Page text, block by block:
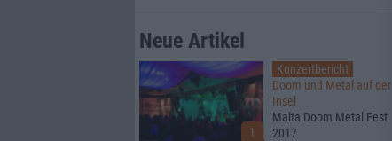
Neue Artikel
1
Konzertbericht
Doom und Metal auf der
Insel
Malta Doom Metal Fest
2017